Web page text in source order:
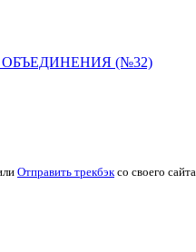
(№32)
Отправить трекбэк со своего сайта